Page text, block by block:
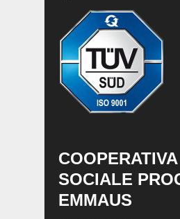
COOPERATIVA
SOCIALE
EMMAUS